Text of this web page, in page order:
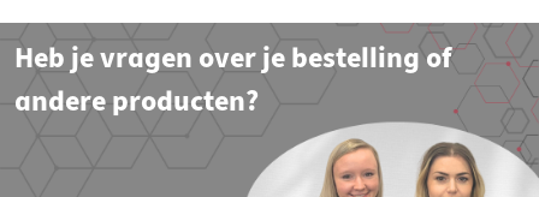
Heb je vragen over je bestelling of
andere producten?